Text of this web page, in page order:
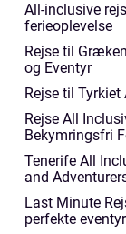
All-inclusive
ferieoplevelse
Rejse til
og Eventyr
Rejse til
Rejse All
Bekymringsfri
Tenerife All
and
Last Minute
perfekte eventyr